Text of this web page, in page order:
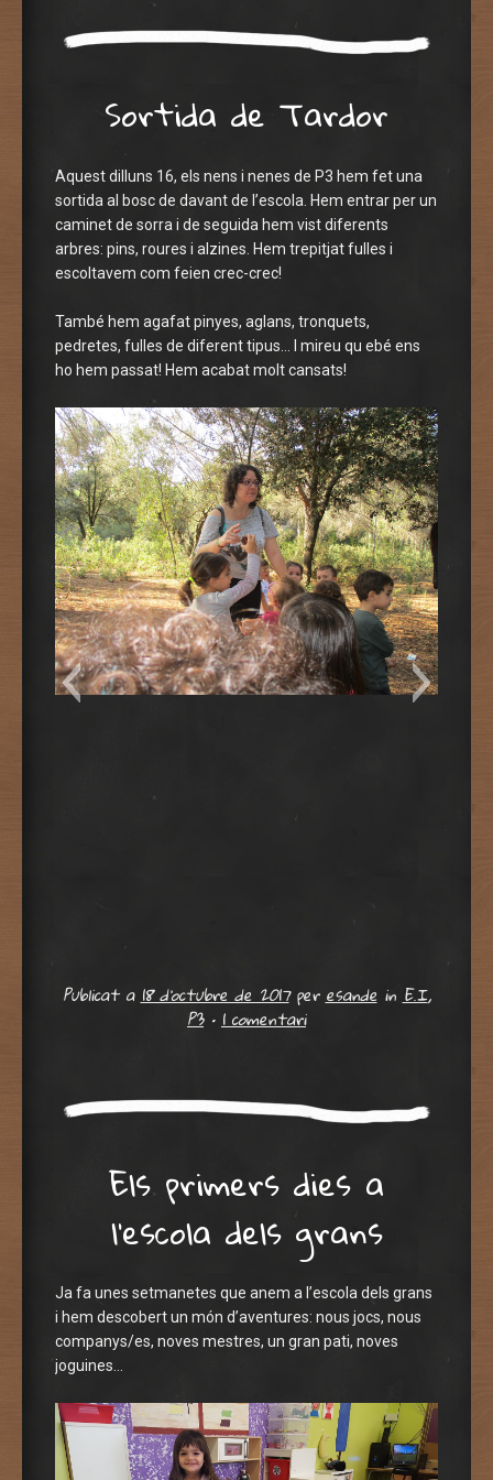
DSCN3510
DSCN3509
DSCN3508
DSCN3507
DSCN3506
DSCN3505
DSCN3502
DSCN3501
DSCN3500
DSCN3499
DSCN3498
DSCN3497
DSCN3496
DSCN3495
DSCN3494
DSCN3493
DSCN3492
DSCN3491
DSCN3490
DSCN3489
DSCN3488
DSCN3487
DSCN3486
DSCN3485
DSCN3484
DSCN3483
DSCN3482
DSCN3481
DSCN3480
DSCN3479
DSCN3478
DSCN3477
DSCN3476
IMG_5781
IMG_5781
IMG_5780
IMG_5779
IMG_5778
IMG_5777
IMG_5776
IMG_5775
IMG_5774
IMG_5773
IMG_5772
IMG_5771
IMG_5770
IMG_5769
IMG_5768
IMG_5767
IMG_5766
IMG_5760
IMG_5759
IMG_5758
IMG_5757
IMG_5756
IMG_5755
IMG_5754
IMG_5753
IMG_5752
IMG_5751
IMG_5750
Sortida de Tardor
Aquest dilluns 16, els nens i nenes de P3 hem fet una
sortida al bosc de davant de l’escola. Hem entrar per un
caminet de sorra i de seguida hem vist diferents
arbres: pins, roures i alzines. Hem trepitjat fulles i
escoltavem com feien crec-crec!
També hem agafat pinyes, aglans, tronquets,
pedretes, fulles de diferent tipus… I mireu qu ebé ens
ho hem passat! Hem acabat molt cansats!
Publicat a18 d'octubre de 2017peresande inE.I,
P3 •1 comentari
Els primers dies a
l’escola dels grans
Ja fa unes setmanetes que anem a l’escola dels grans
i hem descobert un món d’aventures: nous jocs, nous
companys/es, noves mestres, un gran pati, noves
joguines…